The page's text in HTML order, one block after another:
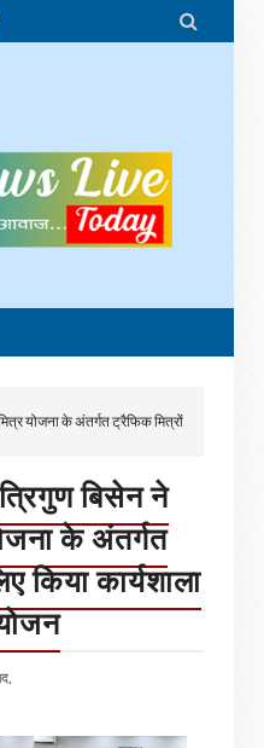

योजना के अंतर्गत ट्रैफिक मित्रों
बिसेन ने
के अंतर्गत
किया कार्यशाला